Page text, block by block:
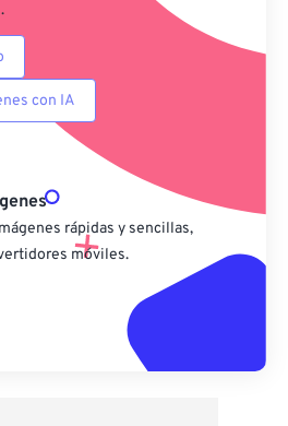
con IA
rápidas y sencillas,
móviles.